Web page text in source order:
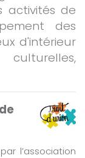
activités de
des
d'intérieur
l’association